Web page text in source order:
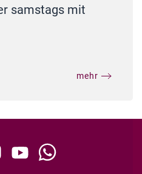
samstags mit
mehr